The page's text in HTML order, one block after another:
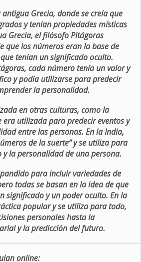
antigua Grecia, donde se creía que
y tenían propiedades místicas
Grecia, el filósofo Pitágoras
que los números eran la base de
tenían un significado oculto.
cada número tenía un valor y
y podía utilizarse para predecir
la personalidad.
en otras culturas, como la
era utilizada para predecir eventos y
entre las personas. En la India,
de la suerte” y se utiliza para
la personalidad de una persona.
para incluir variedades de
todas se basan en la idea de que
significado y un poder oculto. En la
popular y se utiliza para todo,
personales hasta la
y la predicción del futuro.
online: